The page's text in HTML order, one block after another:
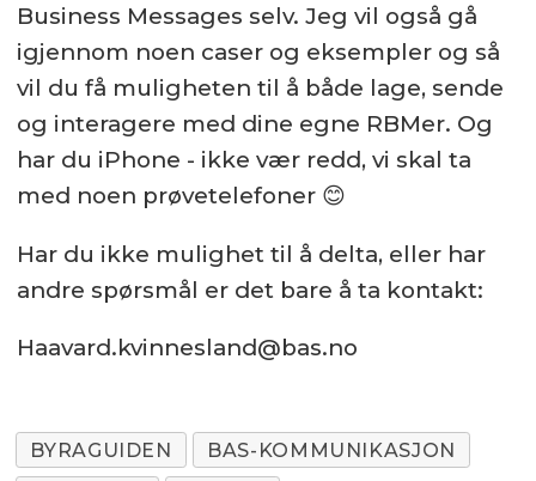
Business Messages selv. Jeg vil også gå
igjennom noen caser og eksempler og så
vil du få muligheten til å både lage, sende
og interagere med dine egne RBMer. Og
har du iPhone - ikke vær redd, vi skal ta
med noen prøvetelefoner 😊
Har du ikke mulighet til å delta, eller har
andre spørsmål er det bare å ta kontakt:
Haavard.kvinnesland@bas.no
BYRAGUIDEN
BAS-KOMMUNIKASJON